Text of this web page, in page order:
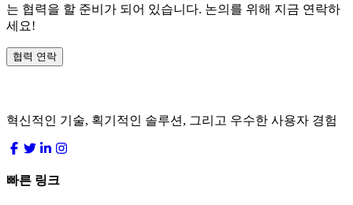
는 협력을 할 준비가 되어 있습니다. 논의를 위해 지금 연락하
세요!
협력 연락
혁신적인 기술, 획기적인 솔루션, 그리고 우수한 사용자 경험
빠른 링크